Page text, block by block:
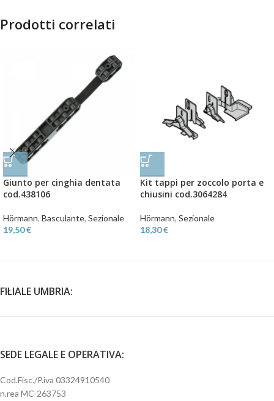
Prodotti correlati
Giunto per cinghia dentata
cod.438106
Hörmann, Basculante, Sezionale
19,50€
Kit tappi per zoccolo porta e
chiusini cod.3064284
Hörmann, Sezionale
18,30€
FILIALE UMBRIA:
SEDE LEGALE E OPERATIVA:
Cod.Fisc./P.iva 03324910540
n.rea MC-263753